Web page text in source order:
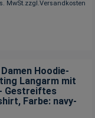
MwSt.zzgl.Versandkosten
Hoodie-
Langarm mit
Gestreiftes
, Farbe: navy-